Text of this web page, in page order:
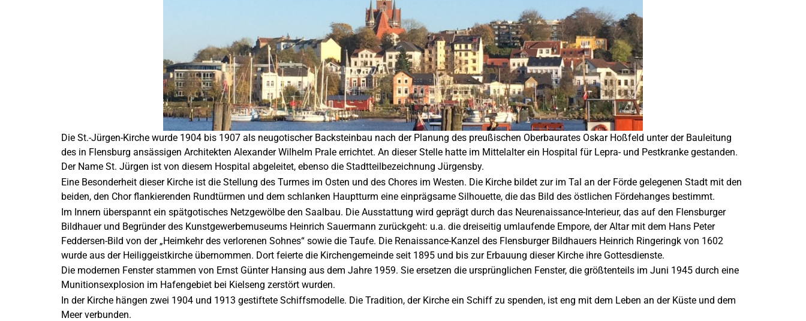
Die St.-Jürgen-Kirche wurde 1904 bis 1907 als neugotischer Backsteinbau nach der Planung des preußischen Oberbaurates Oskar Hoßfeld unter der Bauleitung
des in Flensburg ansässigen Architekten Alexander Wilhelm Prale errichtet. An dieser Stelle hatte im Mittelalter ein Hospital für Lepra- und Pestkranke gestanden.
Der Name St. Jürgen ist von diesem Hospital abgeleitet, ebenso die Stadtteilbezeichnung Jürgensby.
Eine Besonderheit dieser Kirche ist die Stellung des Turmes im Osten und des Chores im Westen. Die Kirche bildet zur im Tal an der Förde gelegenen Stadt mit den
beiden, den Chor flankierenden Rundtürmen und dem schlanken Hauptturm eine einprägsame Silhouette, die das Bild des östlichen Fördehanges bestimmt.
Im Innern überspannt ein spätgotisches Netzgewölbe den Saalbau. Die Ausstattung wird geprägt durch das Neurenaissance-Interieur, das auf den Flensburger
Bildhauer und Begründer des Kunstgewerbemuseums Heinrich Sauermann zurückgeht: u.a. die dreiseitig umlaufende Empore, der Altar mit dem Hans Peter
Feddersen-Bild von der „Heimkehr des verlorenen Sohnes“ sowie die Taufe. Die Renaissance-Kanzel des Flensburger Bildhauers Heinrich Ringeringk von 1602
wurde aus der Heiliggeistkirche übernommen. Dort feierte die Kirchengemeinde seit 1895 und bis zur Erbauung dieser Kirche ihre Gottesdienste.
Die modernen Fenster stammen von Ernst Günter Hansing aus dem Jahre 1959. Sie ersetzen die ursprünglichen Fenster, die größtenteils im Juni 1945 durch eine
Munitionsexplosion im Hafengebiet bei Kielseng zerstört wurden.
In der Kirche hängen zwei 1904 und 1913 gestiftete Schiffsmodelle. Die Tradition, der Kirche ein Schiff zu spenden, ist eng mit dem Leben an der Küste und dem
Meer verbunden.